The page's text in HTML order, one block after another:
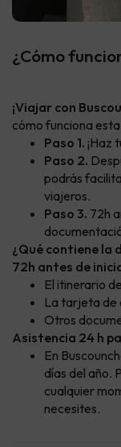
¿Cómo
¡Viajar con
cómo funciona
Paso 1. ¡Haz
Paso 2.
podrás
viajeros.
Paso 3. 72h
¿Qué contiene la
72h antes de
El itinerario
La tarjeta de
Otros
Asistencia 24 h
En
días del año.
cualquier
necesites.